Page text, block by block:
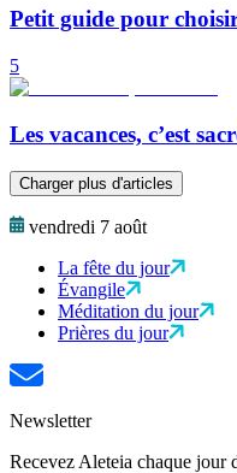
Petit guide pour
5
Les vacances, c’est
Charger plus d'articles
vendredi 7 août
La fête du jour
Évangile
Méditation du jour
Prières du jour
Newsletter
Recevez Aleteia chaque jour